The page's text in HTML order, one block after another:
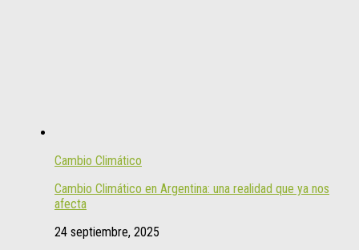
Cambio Climático
Cambio Climático en Argentina: una realidad que ya nos
afecta
24 septiembre, 2025